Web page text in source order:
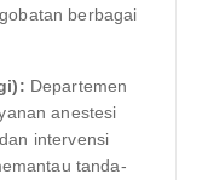
berbagai
Departemen
anestesi
intervensi
tanda-